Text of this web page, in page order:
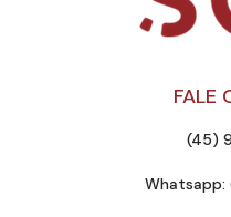
FALE
(45)
Whatsapp: